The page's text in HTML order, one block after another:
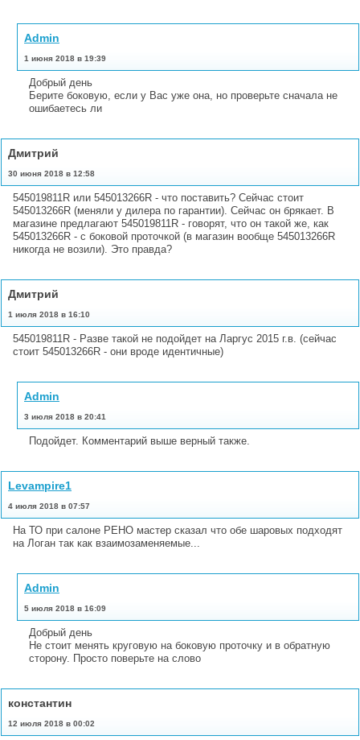
Admin
1 июня 2018 в 19:39
Добрый день
Берите боковую, если у Вас уже она, но проверьте сначала не
ошибаетесь ли
Дмитрий
30 июня 2018 в 12:58
545019811R или 545013266R - что поставить? Сейчас стоит
545013266R (меняли у дилера по гарантии). Сейчас он брякает. В
магазине предлагают 545019811R - говорят, что он такой же, как
545013266R - с боковой проточкой (в магазин вообще 545013266R
никогда не возили). Это правда?
Дмитрий
1 июля 2018 в 16:10
545019811R - Разве такой не подойдет на Ларгус 2015 г.в. (сейчас
стоит 545013266R - они вроде идентичные)
Admin
3 июля 2018 в 20:41
Подойдет. Комментарий выше верный также.
Levampire1
4 июля 2018 в 07:57
На ТО при салоне РЕНО мастер сказал что обе шаровых подходят
на Логан так как взаимозаменяемые...
Admin
5 июля 2018 в 16:09
Добрый день
Не стоит менять круговую на боковую проточку и в обратную
сторону. Просто поверьте на слово
константин
12 июля 2018 в 00:02